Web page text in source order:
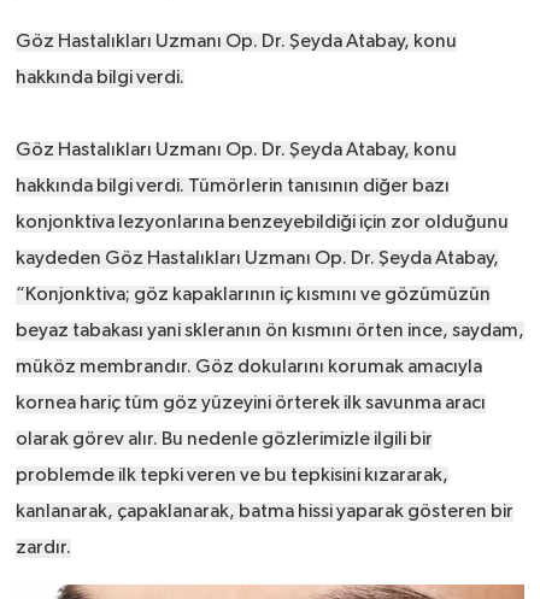
Göz Hastalıkları Uzmanı Op. Dr. Şeyda Atabay, konu
hakkında bilgi verdi.
Göz Hastalıkları Uzmanı Op. Dr. Şeyda Atabay, konu
hakkında bilgi verdi. Tümörlerin tanısının diğer bazı
konjonktiva lezyonlarına benzeyebildiği için zor olduğunu
kaydeden Göz Hastalıkları Uzmanı Op. Dr. Şeyda Atabay,
“Konjonktiva; göz kapaklarının iç kısmını ve gözümüzün
beyaz tabakası yani skleranın ön kısmını örten ince, saydam,
müköz membrandır. Göz dokularını korumak amacıyla
kornea hariç tüm göz yüzeyini örterek ilk savunma aracı
olarak görev alır. Bu nedenle gözlerimizle ilgili bir
problemde ilk tepki veren ve bu tepkisini kızararak,
kanlanarak, çapaklanarak, batma hissi yaparak gösteren bir
zardır.